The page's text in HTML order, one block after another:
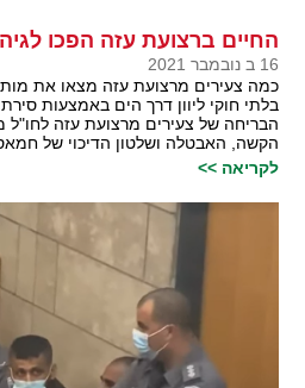
החיים ברצועת עזה הפכו
16 ב נובמבר 2021
כמה צעירים מרצועת עזה מצאו את
בלתי חוקי ליוון דרך הים באמצעות
הבריחה של צעירים מרצועת עזה
הקשה, האבטלה ושלטון הדיכוי של
לקריאה >>